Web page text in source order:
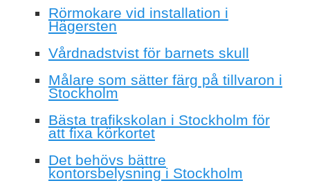
Rörmokare vid installation i
Hägersten
Vårdnadstvist för barnets skull
Målare som sätter färg på tillvaron i
Stockholm
Bästa trafikskolan i Stockholm för
att fixa körkortet
Det behövs bättre
kontorsbelysning i Stockholm